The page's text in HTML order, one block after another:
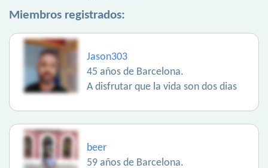
Miembros registrados:
Jason303
45 años de Barcelona.
A disfrutar que la vida son dos dias
beer
59 años de Barcelona.